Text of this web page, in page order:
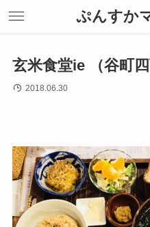
ぷんすか
玄米食堂ie （谷町四
2018.06.30